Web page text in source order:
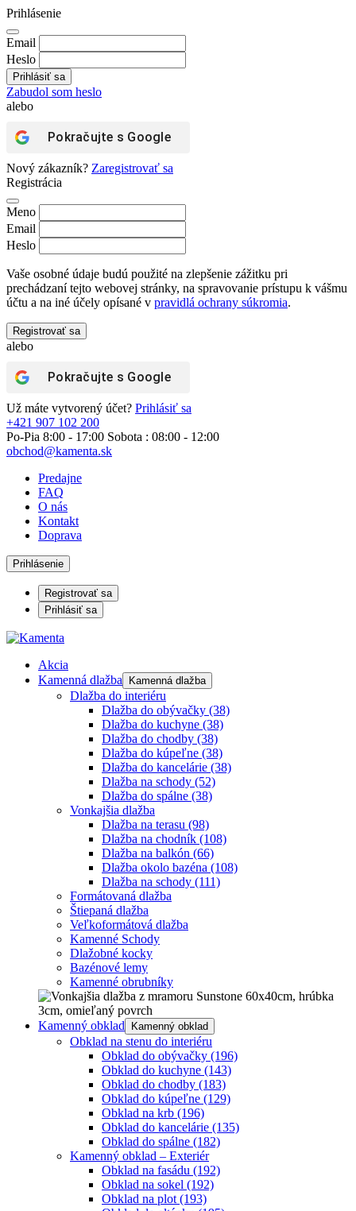
Prihlásenie
Email
Heslo
Zabudol som heslo
alebo
Pokračujte s Google
Nový zákazník? Zaregistrovať sa
Registrácia
Meno
Email
Heslo
Vaše osobné údaje budú použité na zlepšenie zážitku pri
prechádzaní tejto webovej stránky, na spravovanie prístupu k vášmu
účtu a na iné účely opísané v pravidlá ochrany súkromia.
Registrovať sa
alebo
Pokračujte s Google
Už máte vytvorený účet? Prihlásiť sa
+421 907 102 200
Po-Pia 8:00 - 17:00 Sobota : 08:00 - 12:00
obchod@kamenta.sk
Predajne
FAQ
O nás
Kontakt
Doprava
Prihlásenie
Registrovať sa
Prihlásiť sa
Akcia
Kamenná dlažba
Kamenná dlažba
Dlažba do interiéru
Dlažba do obývačky (38)
Dlažba do kuchyne (38)
Dlažba do chodby (38)
Dlažba do kúpeľne (38)
Dlažba do kancelárie (38)
Dlažba na schody (52)
Dlažba do spálne (38)
Vonkajšia dlažba
Dlažba na terasu (98)
Dlažba na chodník (108)
Dlažba na balkón (66)
Dlažba okolo bazéna (108)
Dlažba na schody (111)
Formátovaná dlažba
Štiepaná dlažba
Veľkoformátová dlažba
Kamenné Schody
Dlažobné kocky
Bazénové lemy
Kamenné obrubníky
Kamenný obklad Kamenný obklad
Obklad na stenu do interiéru
Obklad do obývačky (196)
Obklad do kuchyne (143)
Obklad do chodby (183)
Obklad do kúpeľne (129)
Obklad na krb (196)
Obklad do kancelárie (135)
Obklad do spálne (182)
Kamenný obklad – Exteriér
Obklad na fasádu (192)
Obklad na sokel (192)
Obklad na plot (193)